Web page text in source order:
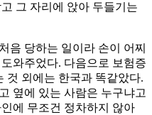
그 자리에 앉아 두들기는
음 당하는 일이라 손이 어찌
와주었다. 다음으로 보험증
것 외에는 한국과 똑같았다.
옆에 있는 사람은 누구냐고
에 무조건 정차하지 않아